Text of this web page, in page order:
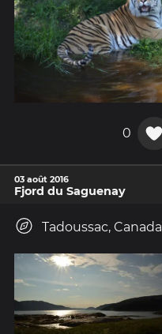
0
03 août 2016
Fjord du Saguenay
Tadoussac, Canada